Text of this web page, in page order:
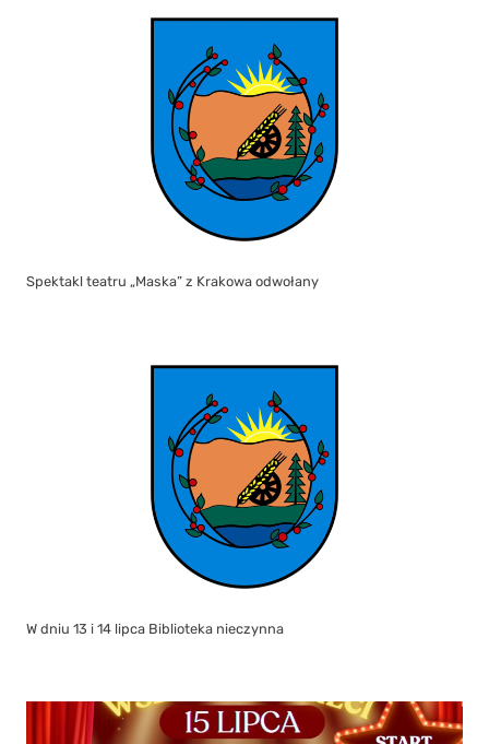
Spektakl teatru „Maska” z Krakowa odwołany
W dniu 13 i 14 lipca Biblioteka nieczynna